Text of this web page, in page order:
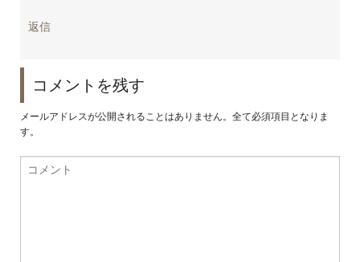
返信
コメントを残す
メールアドレスが公開されることはありません。全て必須項目となりま
す。